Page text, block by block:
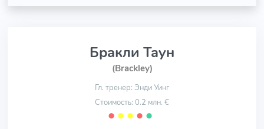
Бракли Таун
(Brackley)
Гл. тренер: Энди Уинг
Стоимость: 0.2 млн. €
⬤ ⬤ ⬤ ⬤ ⬤